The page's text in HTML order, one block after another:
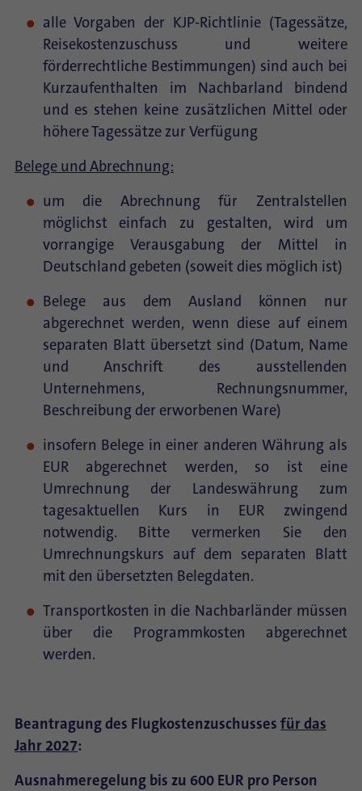
alle Vorgaben der KJP-Richtlinie (Tagessätze,
Reisekostenzuschuss und weitere
förderrechtliche Bestimmungen) sind auch bei
Kurzaufenthalten im Nachbarland bindend
und es stehen keine zusätzlichen Mittel oder
höhere Tagessätze zur Verfügung
Belege und Abrechnung:
um die Abrechnung für Zentralstellen
möglichst einfach zu gestalten, wird um
vorrangige Verausgabung der Mittel in
Deutschland gebeten (soweit dies möglich ist)
Belege aus dem Ausland können nur
abgerechnet werden, wenn diese auf einem
separaten Blatt übersetzt sind (Datum, Name
und Anschrift des ausstellenden
Unternehmens, Rechnungsnummer,
Beschreibung der erworbenen Ware)
insofern Belege in einer anderen Währung als
EUR abgerechnet werden, so ist eine
Umrechnung der Landeswährung zum
tagesaktuellen Kurs in EUR zwingend
notwendig. Bitte vermerken Sie den
Umrechnungskurs auf dem separaten Blatt
mit den übersetzten Belegdaten.
Transportkosten in die Nachbarländer müssen
über die Programmkosten abgerechnet
werden.
Beantragung des Flugkostenzuschusses für das
Jahr 2027:
Ausnahmeregelung bis zu 600 EUR pro Person